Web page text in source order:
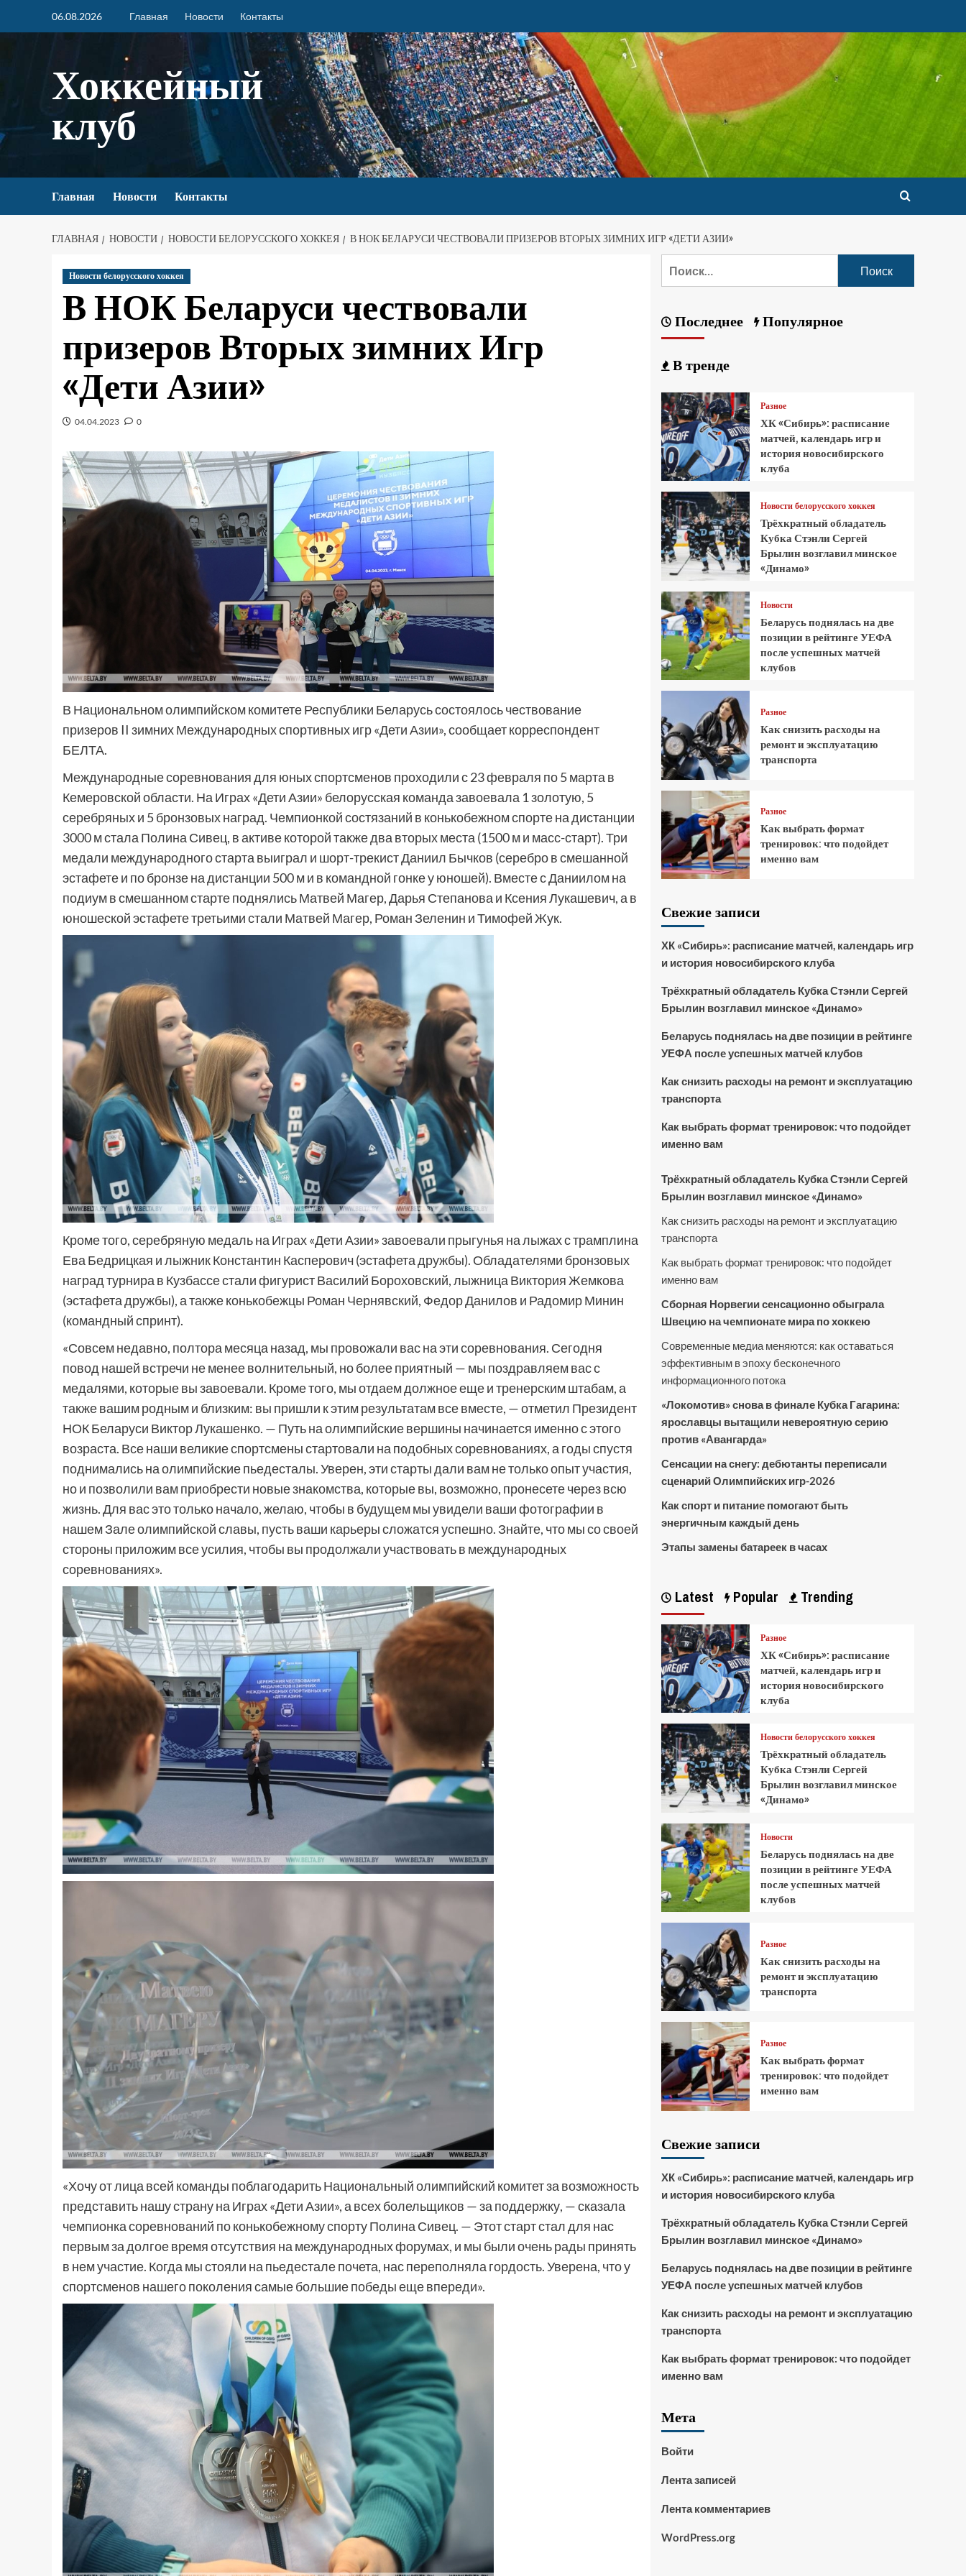
06.08.2026 Главная Новости Контакты
Хоккейный
клуб
Главная Новости Контакты
ГЛАВНАЯ НОВОСТИ НОВОСТИ БЕЛОРУССКОГО ХОККЕЯ В НОК БЕЛАРУСИ ЧЕСТВОВАЛИ ПРИЗЕРОВ ВТОРЫХ ЗИМНИХ ИГР «ДЕТИ АЗИИ»
Новости белорусского хоккея
В НОК Беларуси чествовали
призеров Вторых зимних Игр
«Дети Азии»
04.04.2023 0
В Национальном олимпийском комитете Республики Беларусь состоялось чествование
призеров II зимних Международных спортивных игр «Дети Азии», сообщает корреспондент
БЕЛТА.
Международные соревнования для юных спортсменов проходили с 23 февраля по 5 марта в
Кемеровской области. На Играх «Дети Азии» белорусская команда завоевала 1 золотую, 5
серебряных и 5 бронзовых наград. Чемпионкой состязаний в конькобежном спорте на дистанции
3000 м стала Полина Сивец, в активе которой также два вторых места (1500 м и масс-старт). Три
медали международного старта выиграл и шорт-трекист Даниил Бычков (серебро в смешанной
эстафете и по бронзе на дистанции 500 м и в командной гонке у юношей). Вместе с Даниилом на
подиум в смешанном старте поднялись Матвей Магер, Дарья Степанова и Ксения Лукашевич, а в
юношеской эстафете третьими стали Матвей Магер, Роман Зеленин и Тимофей Жук.
Кроме того, серебряную медаль на Играх «Дети Азии» завоевали прыгунья на лыжах с трамплина
Ева Бедрицкая и лыжник Константин Касперович (эстафета дружбы). Обладателями бронзовых
наград турнира в Кузбассе стали фигурист Василий Бороховский, лыжница Виктория Жемкова
(эстафета дружбы), а также конькобежцы Роман Чернявский, Федор Данилов и Радомир Минин
(командный спринт).
«Совсем недавно, полтора месяца назад, мы провожали вас на эти соревнования. Сегодня
повод нашей встречи не менее волнительный, но более приятный — мы поздравляем вас с
медалями, которые вы завоевали. Кроме того, мы отдаем должное еще и тренерским штабам, а
также вашим родным и близким: вы пришли к этим результатам все вместе, — отметил Президент
НОК Беларуси Виктор Лукашенко. — Путь на олимпийские вершины начинается именно с этого
возраста. Все наши великие спортсмены стартовали на подобных соревнованиях, а годы спустя
поднимались на олимпийские пьедесталы. Уверен, эти старты дали вам не только опыт участия,
но и позволили вам приобрести новые знакомства, которые вы, возможно, пронесете через всю
жизнь. Для вас это только начало, желаю, чтобы в будущем мы увидели ваши фотографии в
нашем Зале олимпийской славы, пусть ваши карьеры сложатся успешно. Знайте, что мы со своей
стороны приложим все усилия, чтобы вы продолжали участвовать в международных
соревнованиях».
«Хочу от лица всей команды поблагодарить Национальный олимпийский комитет за возможность
представить нашу страну на Играх «Дети Азии», а всех болельщиков — за поддержку, — сказала
чемпионка соревнований по конькобежному спорту Полина Сивец. — Этот старт стал для нас
первым за долгое время отсутствия на международных форумах, и мы были очень рады принять
в нем участие. Когда мы стояли на пьедестале почета, нас переполняла гордость. Уверена, что у
спортсменов нашего поколения самые большие победы еще впереди».
Последнее Популярное
В тренде
Разное
ХК «Сибирь»: расписание
матчей, календарь игр и
история новосибирского
клуба
Новости белорусского хоккея
Трёхкратный обладатель
Кубка Стэнли Сергей
Брылин возглавил минское
«Динамо»
Новости
Беларусь поднялась на две
позиции в рейтинге УЕФА
после успешных матчей
клубов
Разное
Как снизить расходы на
ремонт и эксплуатацию
транспорта
Разное
Как выбрать формат
тренировок: что подойдет
именно вам
Свежие записи
ХК «Сибирь»: расписание матчей, календарь игр
и история новосибирского клуба
Трёхкратный обладатель Кубка Стэнли Сергей
Брылин возглавил минское «Динамо»
Беларусь поднялась на две позиции в рейтинге
УЕФА после успешных матчей клубов
Как снизить расходы на ремонт и эксплуатацию
транспорта
Как выбрать формат тренировок: что подойдет
именно вам
Трёхкратный обладатель Кубка Стэнли Сергей
Брылин возглавил минское «Динамо»
Как снизить расходы на ремонт и эксплуатацию
транспорта
Как выбрать формат тренировок: что подойдет
именно вам
Сборная Норвегии сенсационно обыграла
Швецию на чемпионате мира по хоккею
Современные медиа меняются: как оставаться
эффективным в эпоху бесконечного
информационного потока
«Локомотив» снова в финале Кубка Гагарина:
ярославцы вытащили невероятную серию
против «Авангарда»
Сенсации на снегу: дебютанты переписали
сценарий Олимпийских игр-2026
Как спорт и питание помогают быть
энергичным каждый день
Этапы замены батареек в часах
Latest Popular Trending
Разное
ХК «Сибирь»: расписание
матчей, календарь игр и
история новосибирского
клуба
Новости белорусского хоккея
Трёхкратный обладатель
Кубка Стэнли Сергей
Брылин возглавил минское
«Динамо»
Новости
Беларусь поднялась на две
позиции в рейтинге УЕФА
после успешных матчей
клубов
Разное
Как снизить расходы на
ремонт и эксплуатацию
транспорта
Разное
Как выбрать формат
тренировок: что подойдет
именно вам
Свежие записи
ХК «Сибирь»: расписание матчей, календарь игр
и история новосибирского клуба
Трёхкратный обладатель Кубка Стэнли Сергей
Брылин возглавил минское «Динамо»
Беларусь поднялась на две позиции в рейтинге
УЕФА после успешных матчей клубов
Как снизить расходы на ремонт и эксплуатацию
транспорта
Как выбрать формат тренировок: что подойдет
именно вам
Мета
Войти
Лента записей
Лента комментариев
WordPress.org